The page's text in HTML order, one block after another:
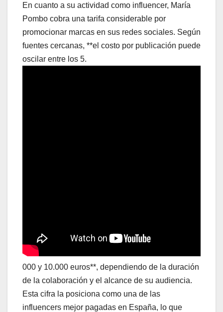
En cuanto a su actividad como influencer, María
Pombo cobra una tarifa considerable por
promocionar marcas en sus redes sociales. Según
fuentes cercanas, **el costo por publicación puede
oscilar entre los 5.
000 y 10.000 euros**, dependiendo de la duración
de la colaboración y el alcance de su audiencia.
Esta cifra la posiciona como una de las
influencers mejor pagadas en España, lo que